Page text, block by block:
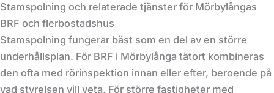
Stamspolning och relaterade tjänster för Mörbylångas
BRF och flerbostadshus
Stamspolning fungerar bäst som en del av en större
underhållsplan. För BRF i Mörbylånga tätort kombineras
den ofta med rörinspektion innan eller efter, beroende på
vad styrelsen vill veta. För större fastigheter med